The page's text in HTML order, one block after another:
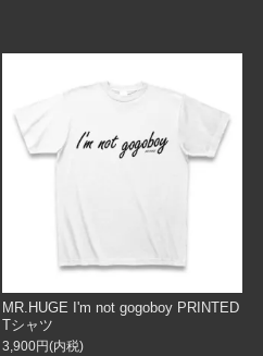
MR.HUGE I'm not gogoboy PRINTED
Tシャツ
3,900円(内税)